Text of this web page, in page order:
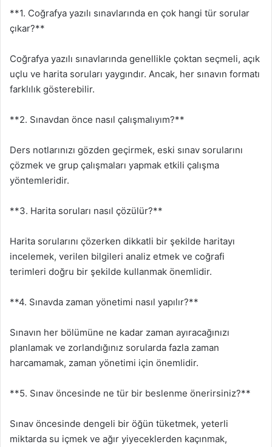
**1. Coğrafya yazılı sınavlarında en çok hangi tür sorular
çıkar?**
Coğrafya yazılı sınavlarında genellikle çoktan seçmeli, açık
uçlu ve harita soruları yaygındır. Ancak, her sınavın formatı
farklılık gösterebilir.
**2. Sınavdan önce nasıl çalışmalıyım?**
Ders notlarınızı gözden geçirmek, eski sınav sorularını
çözmek ve grup çalışmaları yapmak etkili çalışma
yöntemleridir.
**3. Harita soruları nasıl çözülür?**
Harita sorularını çözerken dikkatli bir şekilde haritayı
incelemek, verilen bilgileri analiz etmek ve coğrafi
terimleri doğru bir şekilde kullanmak önemlidir.
**4. Sınavda zaman yönetimi nasıl yapılır?**
Sınavın her bölümüne ne kadar zaman ayıracağınızı
planlamak ve zorlandığınız sorularda fazla zaman
harcamamak, zaman yönetimi için önemlidir.
**5. Sınav öncesinde ne tür bir beslenme önerirsiniz?**
Sınav öncesinde dengeli bir öğün tüketmek, yeterli
miktarda su içmek ve ağır yiyeceklerden kaçınmak,